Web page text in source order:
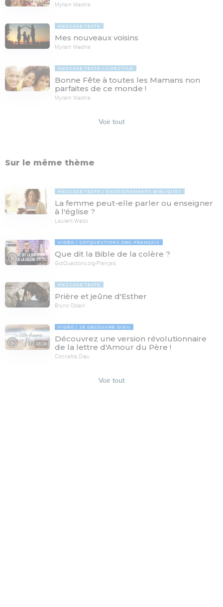
Myriam Medina
MESSAGE TEXTE
Mes nouveaux voisins
Myriam Medina
MESSAGE TEXTE LIFESTYLE
Bonne Fête à toutes les Mamans non
parfaites de ce monde !
Myriam Medina
Voir tout
Sur le même thème
MESSAGE TEXTE ENSEIGNEMENTS BIBLIQUES
La femme peut-elle parler ou enseigner
à l'église ?
Laurent Weiss
06:32
VIDÉO GOTQUESTIONS.ORG-FRANÇAIS
Que dit la Bible de la colère ?
GotQuestions.org-Français
MESSAGE TEXTE
Prière et jeûne d'Esther
Bruno Oldani
03:29
VIDÉO JE DÉCOUVRE DIEU
Découvrez une version révolutionnaire
de la lettre d'Amour du Père !
Connaître Dieu
Voir tout